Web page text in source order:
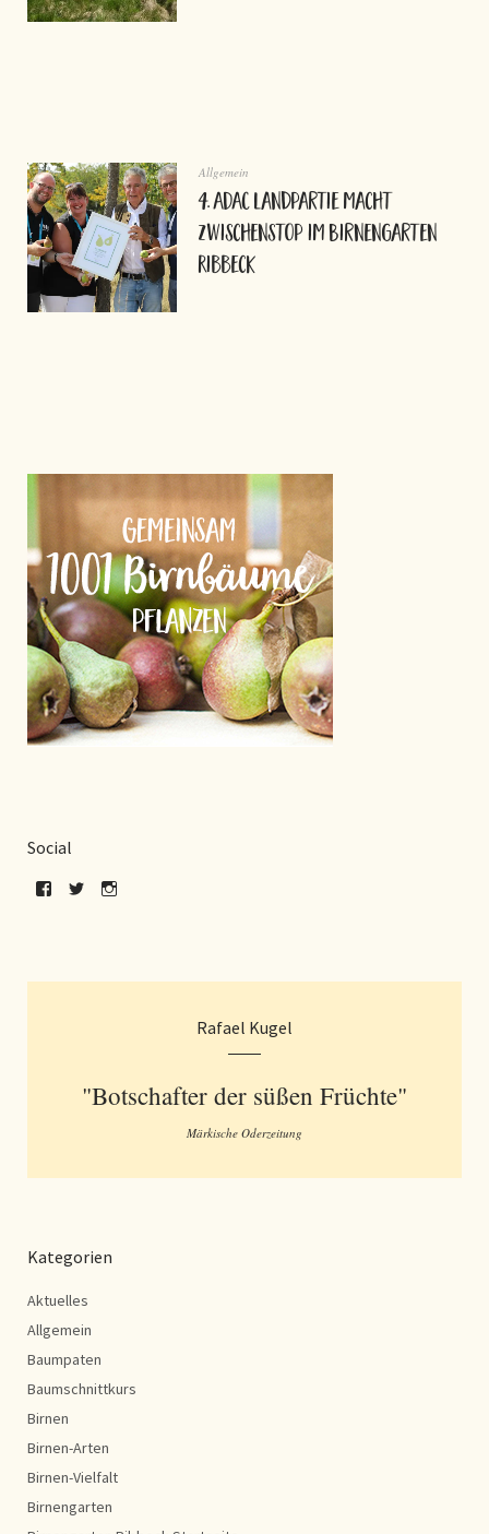
Allgemein
4. ADAC Landpartie macht
Zwischenstop im Birnengarten
Ribbeck
Social
Rafael Kugel
"Botschafter der süßen Früchte"
Märkische Oderzeitung
Kategorien
Aktuelles
Allgemein
Baumpaten
Baumschnittkurs
Birnen
Birnen-Arten
Birnen-Vielfalt
Birnengarten